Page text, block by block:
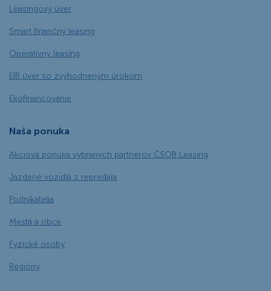
Leasingový úver
Smart finančný leasing
Operatívny leasing
EIB úver so zvýhodneným úrokom
Ekofinancovanie
Naša ponuka
Akciová ponuka vybraných partnerov ČSOB Leasing
Jazdené vozidlá z repredaja
Podnikatelia
Mestá a obce
Fyzické osoby
Regióny